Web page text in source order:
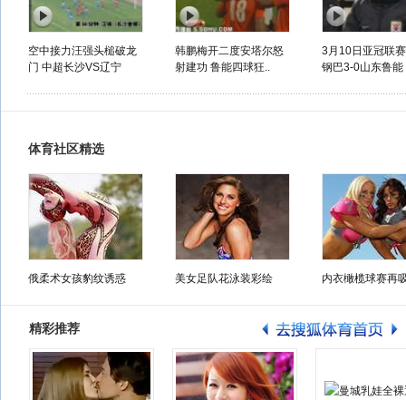
空中接力汪强头槌破龙
门 中超长沙VS辽宁
韩鹏梅开二度安塔尔怒
射建功 鲁能四球狂..
3月10日亚冠联
钢巴3-0山东鲁能
体育社区精选
俄柔术女孩豹纹诱惑 美女足队花泳装彩绘 内衣橄榄球赛再
精彩推荐